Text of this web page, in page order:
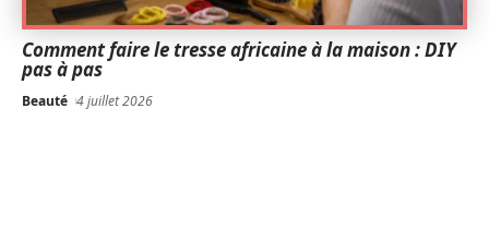
Comment faire le tresse africaine à la maison : DIY
pas à pas
Beauté 4 juillet 2026